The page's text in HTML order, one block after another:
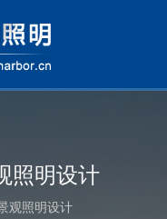
照明设计
观照明设计